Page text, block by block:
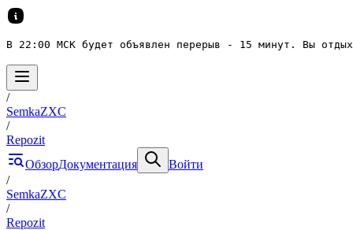
В 22:00 МСК будет объявлен перерыв - 15 минут. Вы
/
SemkaZXC
/
Repozit
ОбзорДокументация
Войти
/
SemkaZXC
/
Repozit